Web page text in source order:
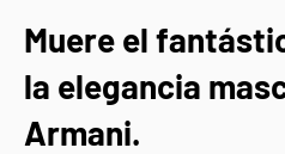
Muere el
la elegancia
Armani.